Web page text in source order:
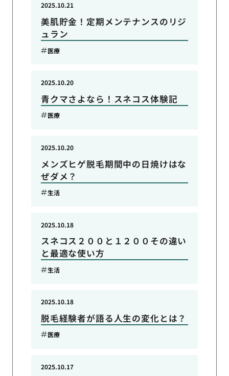
美肌貯金！定期メンテナンスのリジ
ュラン
2025.10.21
医療
青クマさよなら！スネコス体験記
2025.10.20
医療
メンズヒゲ脱毛期間中の日焼けはな
ぜダメ？
2025.10.20
生活
スネコス２００と１２００その違い
と最適な使い方
2025.10.18
生活
脱毛経験者が語る人生の変化とは？
2025.10.18
医療
2025.10.17